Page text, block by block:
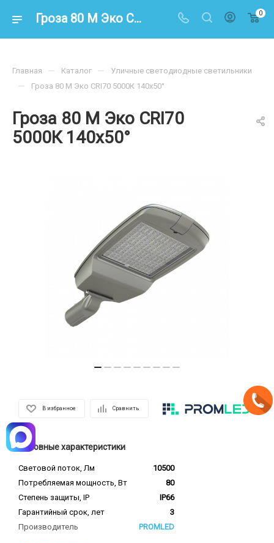
Гроза 80 M Эко CRI70 5000К 140х50° – купить по цене 19600.00 в интернет-магазине energoresurs-spb.ru 0
Гроза 80 M Эко CRI70
5000К 140х50°
Главная — Каталог — Уличные светодиодные светильники
— Гроза 80 M Эко CRI70 5000К 140х50°
В избранное Сравнить
Основные характеристики
Световой поток, Лм
10500
Потребляемая мощность, Вт
80
Степень защиты, IP
IP66
Гарантийный срок, лет
3
Производитель
PROMLED